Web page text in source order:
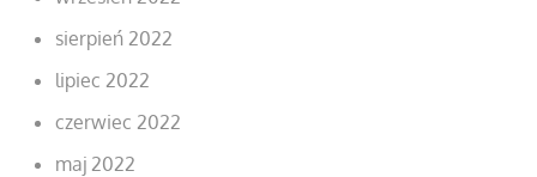
sierpień 2022
lipiec 2022
czerwiec 2022
maj 2022